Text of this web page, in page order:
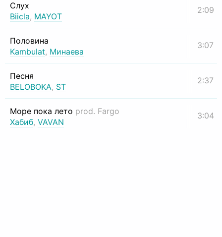
Слух
Biicla, MAYOT
2:09
Половина
Kambulat, Минаева
3:07
Песня
BELOBOKA, ST
2:37
Море пока лето prod. Fargo
Хабиб, VAVAN
3:04